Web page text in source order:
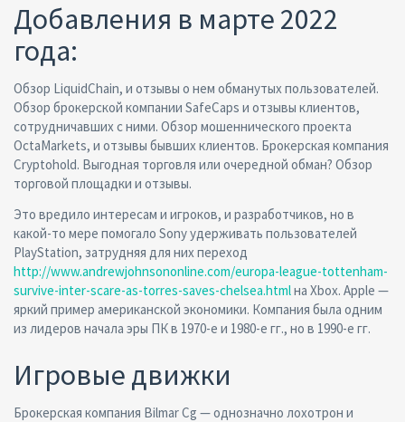
Добавления в марте 2022
года:
Обзор LiquidChain, и отзывы о нем обманутых пользователей.
Обзор брокерской компании SafeCaps и отзывы клиентов,
сотрудничавших с ними. Обзор мошеннического проекта
OctaMarkets, и отзывы бывших клиентов. Брокерская компания
Cryptohold. Выгодная торговля или очередной обман? Обзор
торговой площадки и отзывы.
Это вредило интересам и игроков, и разработчиков, но в
какой-то мере помогало Sony удерживать пользователей
PlayStation, затрудняя для них переход
http://www.andrewjohnsononline.com/europa-league-tottenham-
survive-inter-scare-as-torres-saves-chelsea.htmlна Xbox. Apple —
яркий пример американской экономики. Компания была одним
из лидеров начала эры ПК в 1970-е и 1980-е гг., но в 1990-е гг.
Игровые движки
Брокерская компания Bilmar Cg — однозначно лохотрон и